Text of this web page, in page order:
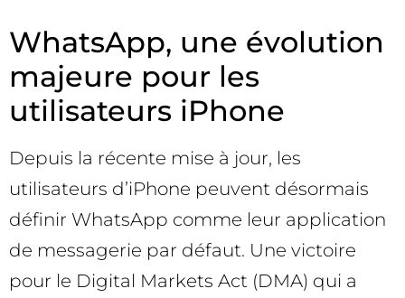
WhatsApp, une évolution
majeure pour les
utilisateurs iPhone
Depuis la récente mise à jour, les
utilisateurs d’iPhone peuvent désormais
définir WhatsApp comme leur application
de messagerie par défaut. Une victoire
pour le Digital Markets Act (DMA) qui a